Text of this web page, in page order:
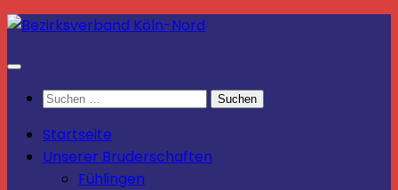
Zum
springen
Suchen
Startseite
Unserer Bruderschaften
Fühlingen